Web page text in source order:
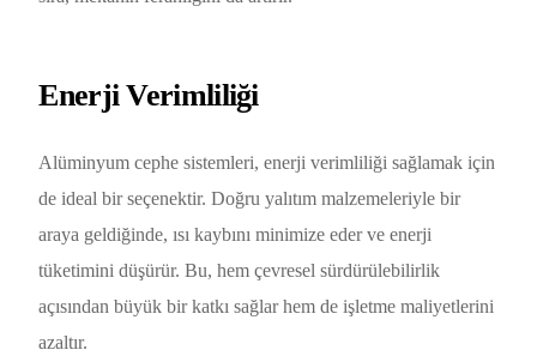
Enerji Verimliliği
Alüminyum cephe sistemleri, enerji verimliliği sağlamak için
de ideal bir seçenektir. Doğru yalıtım malzemeleriyle bir
araya geldiğinde, ısı kaybını minimize eder ve enerji
tüketimini düşürür. Bu, hem çevresel sürdürülebilirlik
açısından büyük bir katkı sağlar hem de işletme maliyetlerini
azaltır.